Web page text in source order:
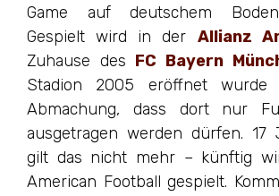
Game auf deutschem
Gespielt wird in der Allianz
Zuhause des FC Bayern
Stadion 2005 eröffnet
Abmachung, dass dort nur
ausgetragen werden dürfen. 17
gilt das nicht mehr – künftig
American Football gespielt.